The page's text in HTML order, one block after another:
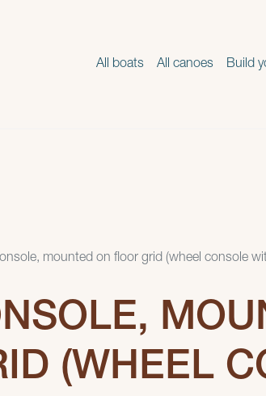
All boats All canoes Build
mounted on floor grid (wheel console
(WHEEL